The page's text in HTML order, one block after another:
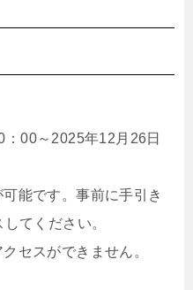
00～2025年12月26日
能です。事前に手引き
てください。
セスができません。